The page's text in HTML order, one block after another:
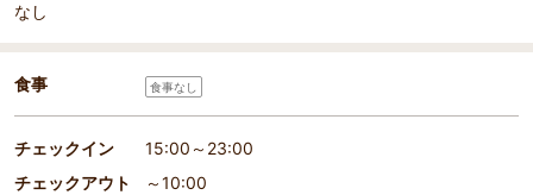
なし
食事 食事なし
チェックイン
15:00～23:00
チェックアウト
～10:00